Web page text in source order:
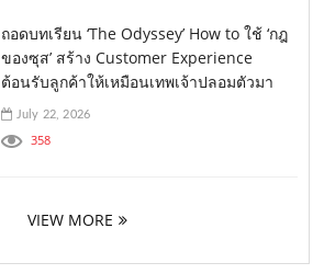
ถอดบทเรียน ‘The Odyssey’ How to ใช้ ‘กฎ
ของซุส’ สร้าง Customer Experience
ต้อนรับลูกค้าให้เหมือนเทพเจ้าปลอมตัวมา
July 22, 2026
358
VIEW MORE